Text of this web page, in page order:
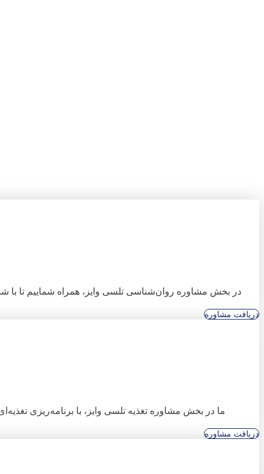
در بخش مشاوره روان‌شناسی تلسی وایز، همراه شماییم تا با
دریافت مشاوره
ما در بخش مشاوره تغذیه تلسی وایز، با برنامه‌ریزی
دریافت مشاوره